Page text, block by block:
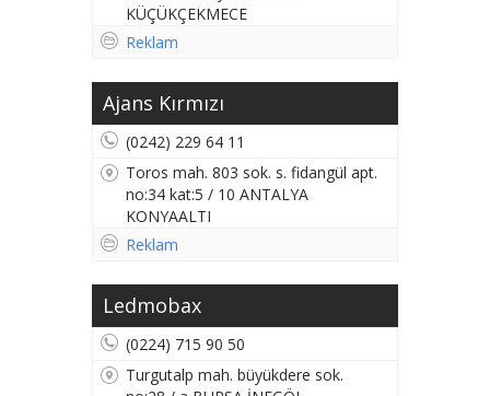
KÜÇÜKÇEKMECE
Reklam
Ajans Kırmızı
(0242) 229 64 11
Toros mah. 803 sok. s. fidangül apt.
no:34 kat:5 / 10 ANTALYA
KONYAALTI
Reklam
Ledmobax
(0224) 715 90 50
Turgutalp mah. büyükdere sok.